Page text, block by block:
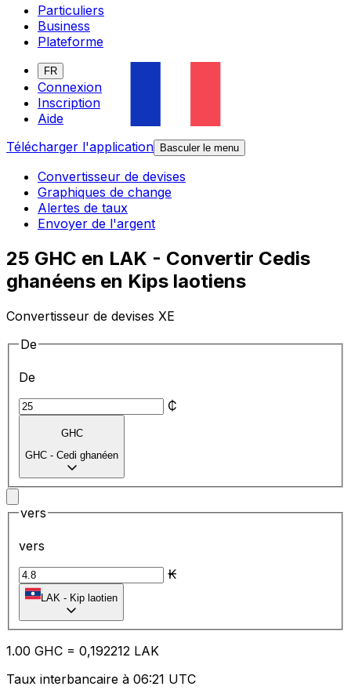
Particuliers
Business
Plateforme
FR
Connexion
Inscription
Aide
Télécharger l'application
Basculer le menu
Convertisseur de devises
Graphiques de change
Alertes de taux
Envoyer de l'argent
25 GHC en LAK - Convertir Cedis
ghanéens en Kips laotiens
Convertisseur de devises XE
De
De
₵
GHC
GHC - Cedi ghanéen
vers
vers
₭
LAK - Kip laotien
1.00 GHC = 0,192212 LAK
Taux interbancaire à 06:21 UTC